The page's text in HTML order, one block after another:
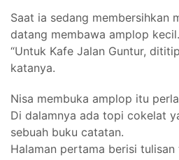
Saat ia sedang membersihkan
datang membawa amplop kecil.
“Untuk Kafe Jalan Guntur,
katanya.
Nisa membuka amplop itu
Di dalamnya ada topi cokelat
sebuah buku catatan.
Halaman pertama berisi tulisan